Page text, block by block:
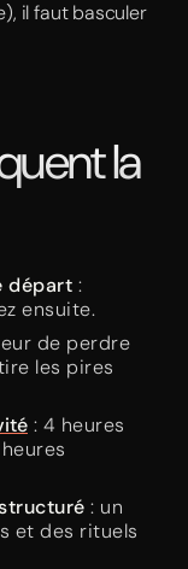
il faut basculer
la
départ :
ensuite.
de perdre
les pires
: 4 heures
: un
et des rituels